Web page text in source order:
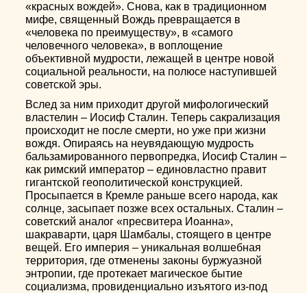
«красных вождей». Снова, как в традиционном
мифе, священный Вождь превращается в
«человека по преимуществу», в «самого
человечного человека», в воплощение
объективной мудрости, лежащей в центре новой
социальной реальности, на полюсе наступившей
советской эры.
Вслед за ним приходит другой мифологический
властелин – Иосиф Сталин. Теперь сакрализация
происходит не после смерти, но уже при жизни
вождя. Опираясь на неувядающую мудрость
бальзамированного первопредка, Иосиф Сталин –
как римский император – единовластно правит
гигантской геополитической конструкцией.
Просыпается в Кремле раньше всего народа, как
солнце, засыпает позже всех остальных. Сталин –
советский аналог «пресвитера Иоанна»,
шакраварти, царя Шамбалы, стоящего в центре
вещей. Его империя – уникальная волшебная
территория, где отменены законы буржуазной
энтропии, где протекает магическое бытие
социализма, провиденциально изъятого из-под